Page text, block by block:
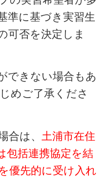
準に基づき実習生
可否を決定しま
きない場合もあ
めご了承くださ
は、 土浦市在住
包括連携協定を結
優先的に受け入れ